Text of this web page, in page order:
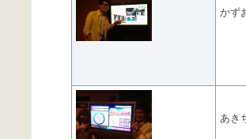
かず
あき